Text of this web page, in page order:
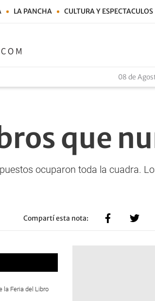
LA PANCHA CULTURA Y ESPECTACULOS
08 de
que
ocuparon toda la cuadra.
Compartí esta nota:
la Feria del Libro